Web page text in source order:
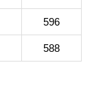
596
588